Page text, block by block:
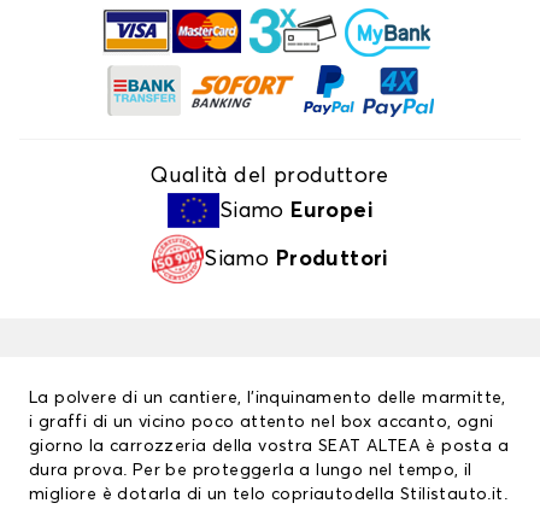
Qualità del produttore
Siamo Europei
Siamo Produttori
La polvere di un cantiere, l’inquinamento delle marmitte,
i graffi di un vicino poco attento nel box accanto, ogni
giorno la carrozzeria della vostra SEAT ALTEA è posta a
dura prova. Per be proteggerla a lungo nel tempo, il
migliore è dotarla di un telo copriautodella Stilistauto.it.